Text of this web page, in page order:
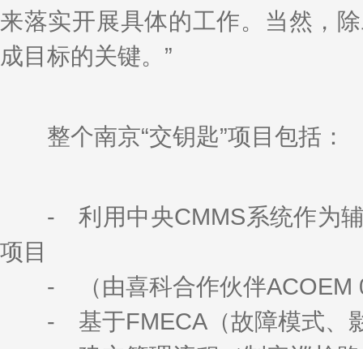
来落实开展具体的工作。当然，
成目标的关键。”
整个南京“交钥匙”项目包括：
- 利用中央CMMS系统作为辅
项目
- （由喜科合作伙伴ACOEM
- 基于FMECA（故障模式、影